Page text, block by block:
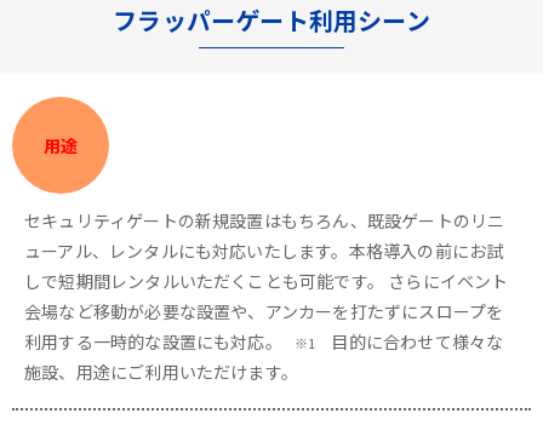
フラッパーゲート利用シーン
用途
セキュリティゲートの新規設置はもちろん、既設ゲートのリニ
ューアル、レンタルにも対応いたします。本格導入の前にお試
しで短期間レンタルいただくことも可能です。 さらにイベント
会場など移動が必要な設置や、アンカーを打たずにスロープを
利用する一時的な設置にも対応。
※1
目的に合わせて様々な
施設、用途にご利用いただけます。